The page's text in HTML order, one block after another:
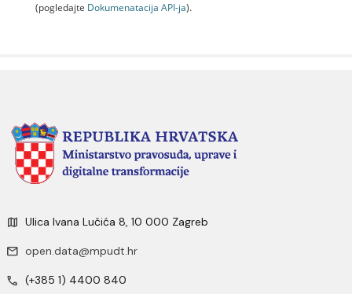
(pogledajte Dokumenаtаcijа API-jа).